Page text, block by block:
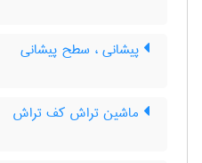
پیشانی ، سطح پیشانی
ماشین تراش کف تراش